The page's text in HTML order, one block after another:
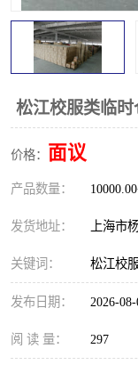
松江校服类临
价格： 面议
产品数量：
发货地址： 上海市
关键词： 松江校
发布日期： 2026-
阅 读 量： 297